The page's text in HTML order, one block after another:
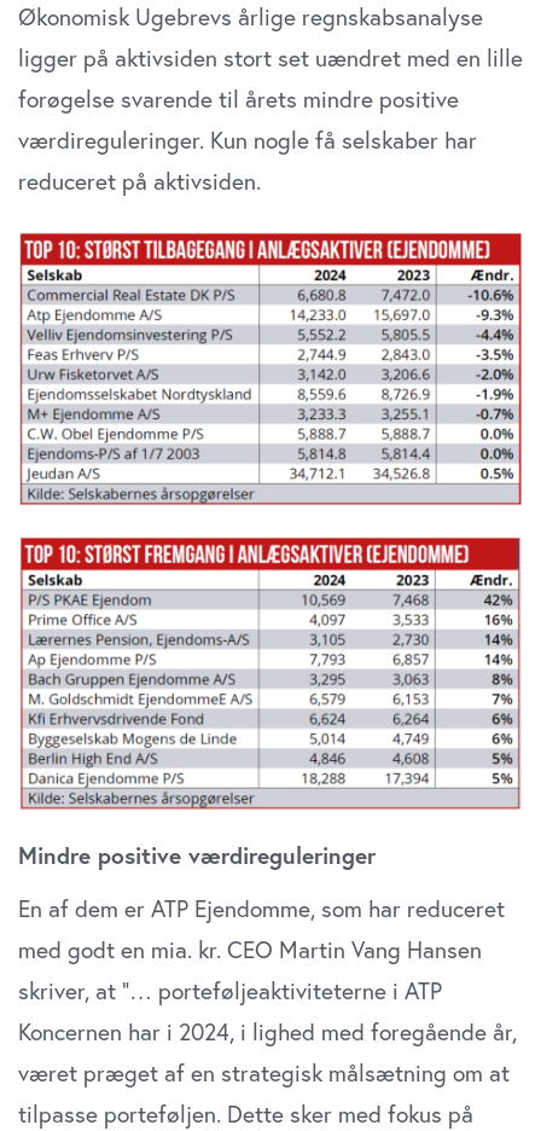
Økonomisk Ugebrevs årlige regnskabsanalyse
ligger på aktivsiden stort set uændret med en lille
forøgelse svarende til årets mindre positive
værdireguleringer. Kun nogle få selskaber har
reduceret på aktivsiden.
Mindre positive værdireguleringer
En af dem er ATP Ejendomme, som har reduceret
med godt en mia. kr. CEO Martin Vang Hansen
skriver, at ”… porteføljeaktiviteterne i ATP
Koncernen har i 2024, i lighed med foregående år,
været præget af en strategisk målsætning om at
tilpasse porteføljen. Dette sker med fokus på